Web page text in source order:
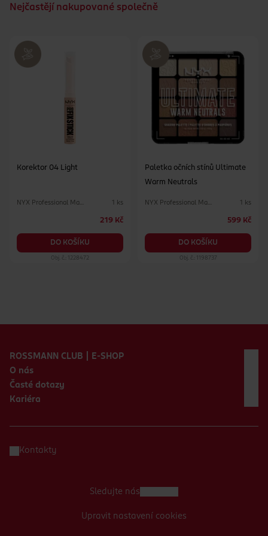
Nejčastějí nakupované společně
Korektor 04 Light
NYX Professional Makeup 1 ks
219 Kč
DO KOŠÍKU
Obj. č.: 1228472
Paletka očních stínů Ultimate
Warm Neutrals
NYX Professional Makeup 1 ks
599 Kč
DO KOŠÍKU
Obj. č.: 1198737
ROSSMANN CLUB | E-SHOP
O nás
Časté dotazy
Kariéra
Kontakty
Sledujte nás
Upravit nastavení cookies